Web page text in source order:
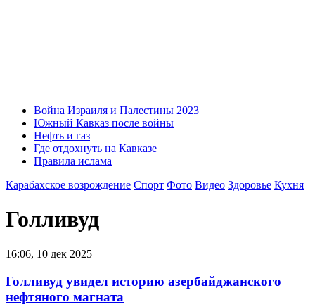
Война Израиля и Палестины 2023
Южный Кавказ после войны
Нефть и газ
Где отдохнуть на Кавказе
Правила ислама
Карабахское возрождение Спорт Фото Видео Здоровье Кухня
Голливуд
16:06, 10 дек 2025
Голливуд увидел историю азербайджанского
нефтяного магната